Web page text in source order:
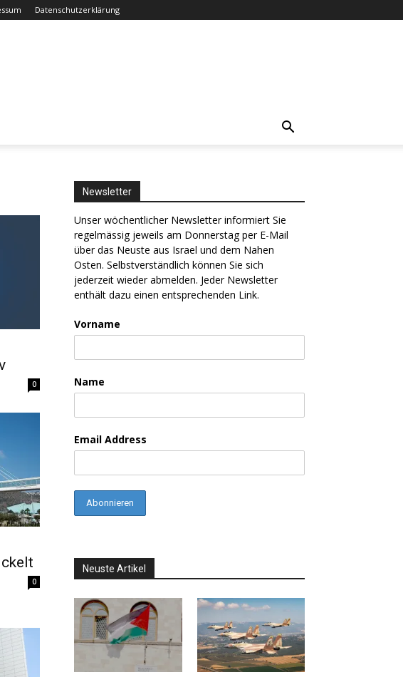
Datenschutzerklärung
0
0
Newsletter
Unser wöchentlicher Newsletter informiert Sie
regelmässig jeweils am Donnerstag per E-Mail
über das Neuste aus Israel und dem Nahen
Osten. Selbstverständlich können Sie sich
jederzeit wieder abmelden. Jeder Newsletter
enthält dazu einen entsprechenden Link.
Vorname
Name
Email Address
Neuste Artikel